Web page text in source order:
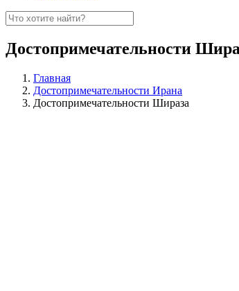
Достопримечательности
Главная
Достопримечательности Ирана
Достопримечательности Шираза